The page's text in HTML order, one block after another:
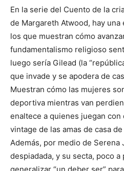
En la serie del Cuento de la
de Margareth Atwood, hay
los que muestran cómo
fundamentalismo religioso
luego sería Gilead (la
que invade y se apodera de
Muestran cómo las mujeres
deportiva mientras van
enaltece a quienes juegan
vintage de las amas de casa
Además, por medio de Serena
despiadada, y su secta, poco a